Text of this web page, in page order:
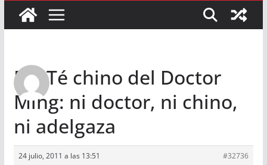
Re: Té chino del Doctor
Ming: ni doctor, ni chino,
ni adelgaza
24 julio, 2011 a las 13:51
#32736